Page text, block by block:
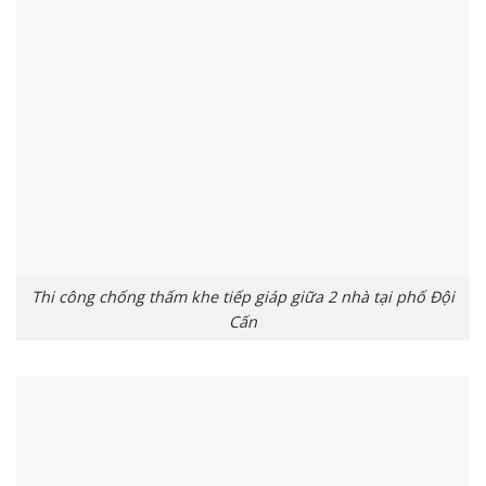
Thi công chống thấm khe tiếp giáp giữa 2 nhà tại phố Đội
Cấn